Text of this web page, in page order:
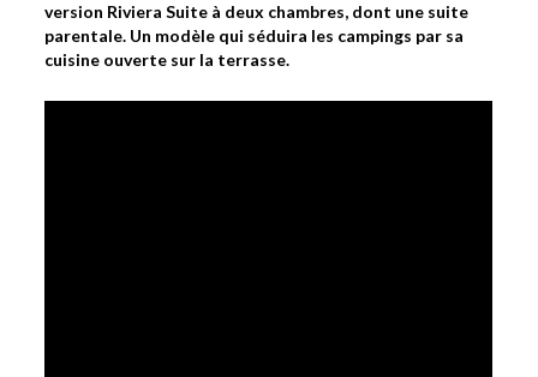
version Riviera Suite à deux chambres, dont une suite
parentale. Un modèle qui séduira les campings par sa
cuisine ouverte sur la terrasse.